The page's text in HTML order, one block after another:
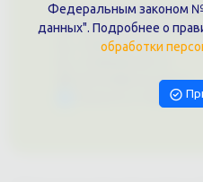
Контакты филиала
г. Краснодар, ул.
+7 (861)202-09-02
9457070@krd-print.ru
Написать в Telegram
Федеральным законом
данных". Подробнее о
обработки